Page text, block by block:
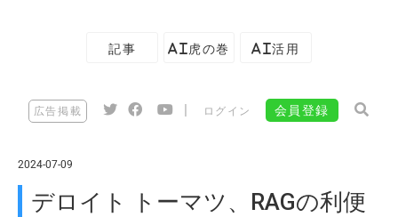
記事 AI虎の巻 AI活用
広告掲載 ログイン 会員登録
2024-07-09
デロイト トーマツ、RAGの利便